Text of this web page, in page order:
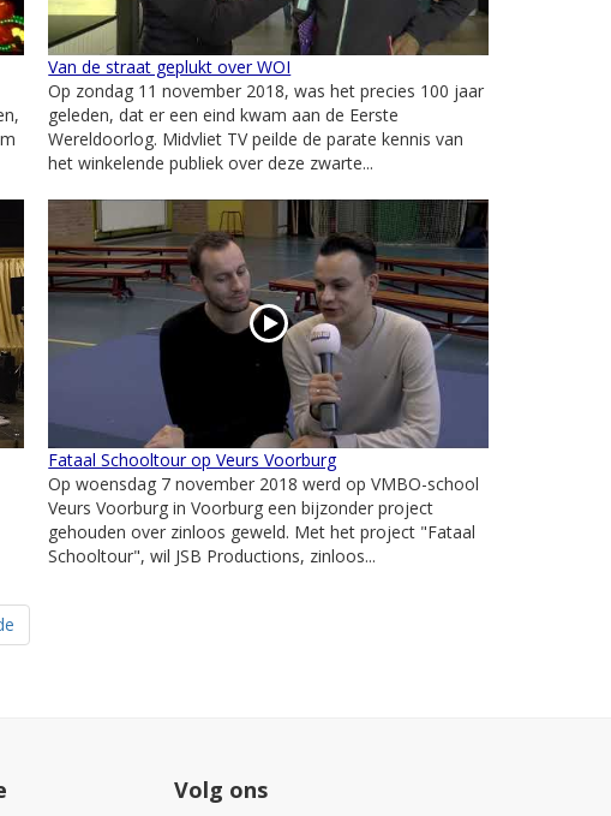
Van de straat geplukt over WOI
Op zondag 11 november 2018, was het precies 100 jaar
geleden, dat er een eind kwam aan de Eerste
Wereldoorlog. Midvliet TV peilde de parate kennis van
het winkelende publiek over deze zwarte...
Fataal Schooltour op Veurs Voorburg
Op woensdag 7 november 2018 werd op VMBO-school
Veurs Voorburg in Voorburg een bijzonder project
gehouden over zinloos geweld. Met het project "Fataal
Schooltour", wil JSB Productions, zinloos...
Volg ons